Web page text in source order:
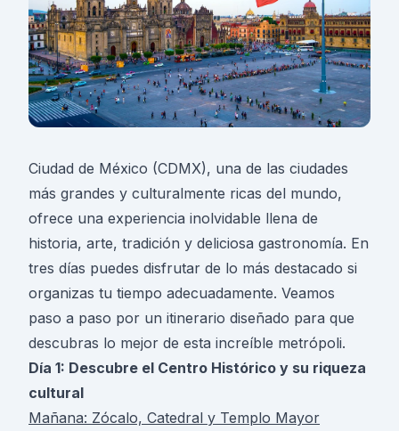
Ciudad de México (CDMX), una de las ciudades
más grandes y culturalmente ricas del mundo,
ofrece una experiencia inolvidable llena de
historia, arte, tradición y deliciosa gastronomía. En
tres días puedes disfrutar de lo más destacado si
organizas tu tiempo adecuadamente. Veamos
paso a paso por un itinerario diseñado para que
descubras lo mejor de esta increíble metrópoli.
Día 1: Descubre el Centro Histórico y su riqueza
cultural
Mañana: Zócalo, Catedral y Templo Mayor